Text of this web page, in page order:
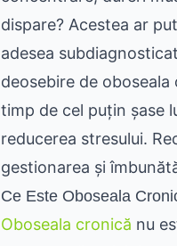
dispare? Acestea ar
adesea
deosebire de
timp de cel puțin șase
reducerea stresului.
gestionarea și
Ce Este Oboseala
Oboseala cronică nu